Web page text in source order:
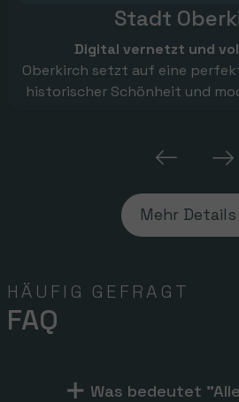
Stadt
Digital vernetzt und
Oberkirch setzt auf eine
historischer Schönheit und
Mehr Details
HÄUFIG GEFRAGT
FAQ
Was bedeutet